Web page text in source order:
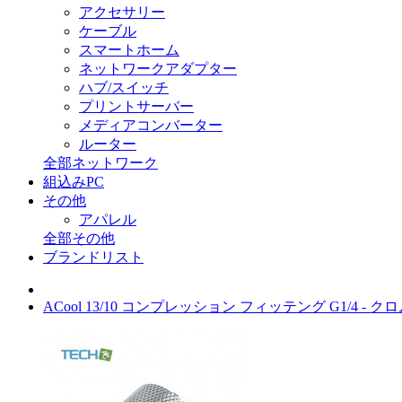
アクセサリー
ケーブル
スマートホーム
ネットワークアダプター
ハブ/スイッチ
プリントサーバー
メディアコンバーター
ルーター
全部ネットワーク
組込みPC
その他
アパレル
全部その他
ブランドリスト
ACool 13/10 コンプレッション フィッテング G1/4 - クロ